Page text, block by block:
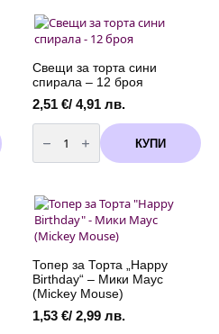
Свещи за торта сини
спирала – 12 броя
2,51 €/ 4,91 лв.
количество
за
Свещи
за
спирала
-
12
броя
КУПИ
Топер за Торта „Happy
Birthday“ – Мики Маус
(Mickey Mouse)
1,53 €/ 2,99 лв.